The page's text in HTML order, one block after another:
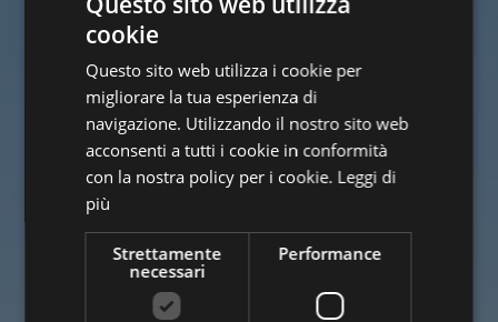
GERMAN
cookie
Questo sito web utilizza i cookie per
migliorare la tua esperienza di
navigazione. Utilizzando il nostro sito web
acconsenti a tutti i cookie in conformità
con la nostra policy per i cookie. Leggi di
più
Strettamente
necessari
Performance